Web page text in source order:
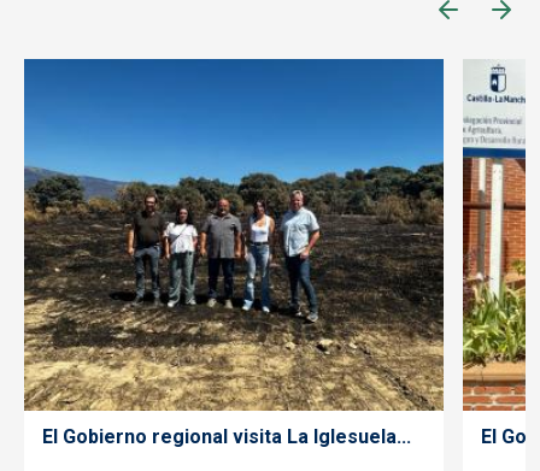
El Gobierno regional visita La Iglesuela... El